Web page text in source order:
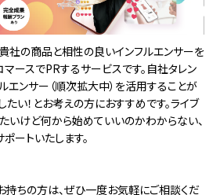
貴社の商品と相性の良いインフルエンサーを
マースでPRするサービスです。自社タレン
エンサー（順次拡大中）を活用することが
い！とお考えの方におすすめです。ライブ
いけど何から始めていいのかわからない、
ートいたします。
持ちの方は、ぜひ一度お気軽にご相談くだ